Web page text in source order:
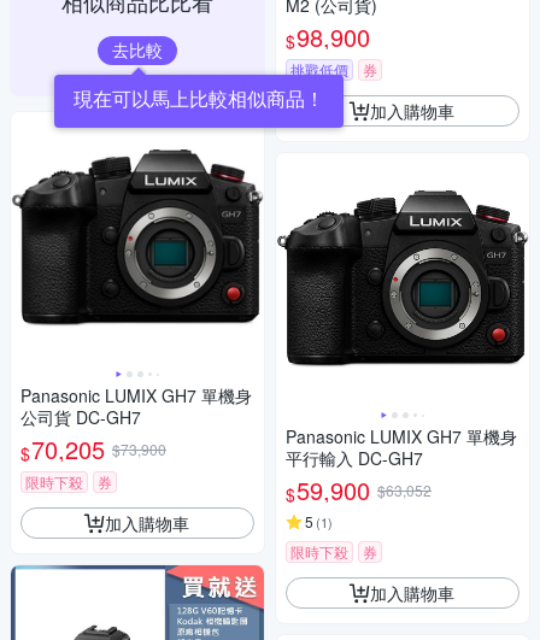
去比較
現在可以馬上比較相似商品！
Panasonic LUMIX GH7 單機身
公司貨 DC-GH7
$70,205 $73,900
限時下殺
券
加入購物車
M2 (公司貨)
$98,900
挑戰低價 券
加入購物車
Panasonic LUMIX GH7 單機身
平行輸入 DC-GH7
$59,900 $63,052
5 (1)
限時下殺 券
加入購物車